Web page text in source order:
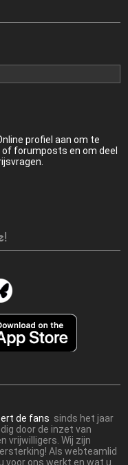
profiel aan om te
forumposts en om deel
de fans sinds het jaar
door de inzet van
vrijwilligers. Wij zijn
Als webteamlid
voor ons werkt en wat u